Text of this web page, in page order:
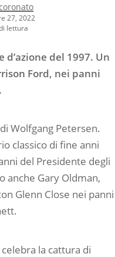
27, 2022
lettura
del 1997. Un
Ford, nei panni
Wolfgang Petersen.
classico di fine anni
del Presidente degli
anche Gary Oldman,
Glenn Close nei panni
la cattura di